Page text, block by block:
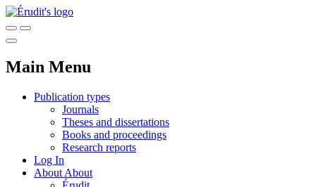
Main Menu
Publication types
Journals
Theses and dissertations
Books and proceedings
Research reports
Log In
About About